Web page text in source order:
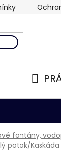
fontány,
potok/Kaskáda